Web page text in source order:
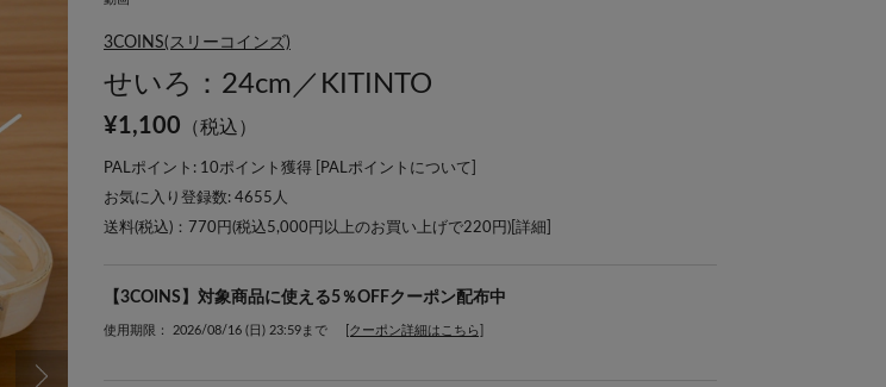
3COINS(スリーコインズ)
せいろ：24cm／KITINTO
¥1,100 （税込）
PALポイント: 10ポイント獲得 [ PALポイントについて
お気に入り登録数: 4655 人
送料(税込)：770円(税込5,000円以上のお買い上げで220円)[ 詳細
【3COINS】対象商品に使える5％OFFクーポン配布中
使用期限： 2026/08/16 (日) 23:59まで [クーポン詳細はこちら]